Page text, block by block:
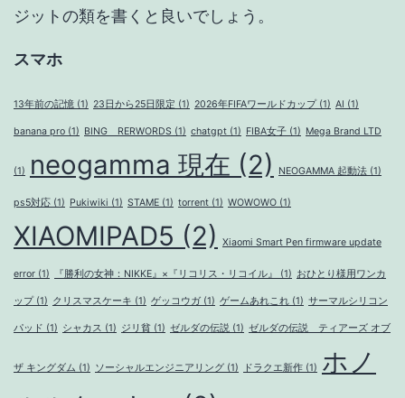
ジットの類を書くと良いでしょう。
スマホ
13年前の記憶 (1) 23日から25日限定 (1) 2026年FIFAワールドカップ (1) AI (1)
banana pro (1) BING RERWORDS (1) chatgpt (1) FIBA女子 (1) Mega Brand LTD
(1) neogamma 現在 (2) NEOGAMMA 起動法 (1)
ps5対応 (1) Pukiwiki (1) STAME (1) torrent (1) WOWOWO (1)
XIAOMIPAD5 (2) Xiaomi Smart Pen firmware update
error (1) 『勝利の女神：NIKKE』×『リコリス・リコイル』 (1) おひとり様用ワンカ
ップ (1) クリスマスケーキ (1) ゲッコウガ (1) ゲームあれこれ (1) サーマルシリコン
パッド (1) シャカス (1) ジリ貧 (1) ゼルダの伝説 (1) ゼルダの伝説 ティアーズ オブ
ザ キングダム (1) ソーシャルエンジニアリング (1) ドラクエ新作 (1) ホノ